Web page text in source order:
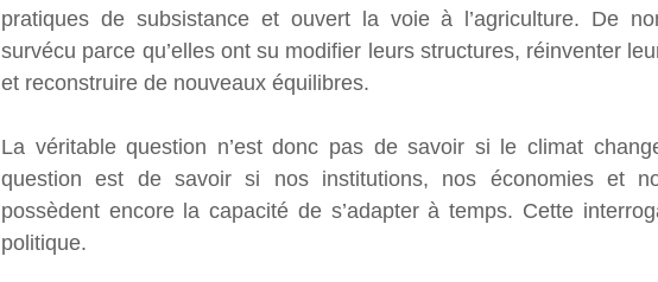
pratiques de subsistance et ouvert la voie à l’agriculture. De
survécu parce qu’elles ont su modifier leurs structures, réinventer
et reconstruire de nouveaux équilibres.
La véritable question n’est donc pas de savoir si le climat
question est de savoir si nos institutions, nos économies et
possèdent encore la capacité de s’adapter à temps. Cette
politique.